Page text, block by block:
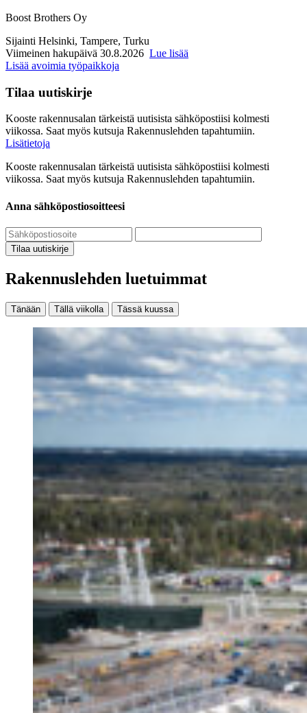
Boost Brothers Oy
Sijainti Helsinki, Tampere, Turku
Viimeinen hakupäivä 30.8.2026 Lue lisää
Lisää avoimia työpaikkoja
Tilaa uutiskirje
Kooste rakennusalan tärkeistä uutisista sähköpostiisi kolmesti
viikossa. Saat myös kutsuja Rakennuslehden tapahtumiin.
Lisätietoja
Kooste rakennusalan tärkeistä uutisista sähköpostiisi kolmesti
viikossa. Saat myös kutsuja Rakennuslehden tapahtumiin.
Anna sähköpostiosoitteesi
Tilaa uutiskirje
Rakennuslehden luetuimmat
Tänään Tällä viikolla Tässä kuussa